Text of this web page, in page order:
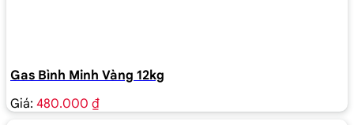
Gas Bình Minh Vàng 12kg
Giá: 480.000 ₫